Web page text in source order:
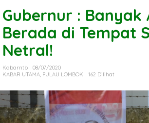
b
r
n
B
n
a
k
Gubernur : Banyak
Berada di Tempat
Netral!
Kabarntb
08/07/2020
KABAR UTAMA, PULAU LOMBOK 162 Dilihat